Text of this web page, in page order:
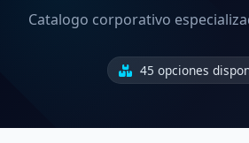
Catalogo corporativo
45 opciones